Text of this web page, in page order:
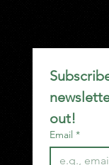
out!
Email *